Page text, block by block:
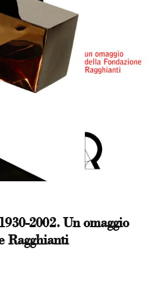
2002. Un omaggio
Ragghianti